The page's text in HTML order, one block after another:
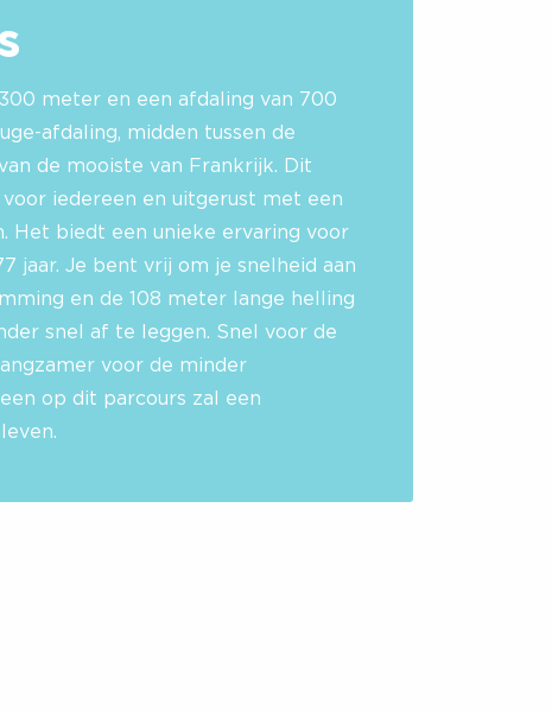
meter en een afdaling van 700
afdaling , midden tussen de
de mooiste van Frankrijk. Dit
iedereen en uitgerust met een
Het biedt een unieke ervaring voor
jaar. Je bent vrij om je snelheid aan
en de 108 meter lange helling
snel af te leggen. Snel voor de
voor de minder
op dit parcours zal een